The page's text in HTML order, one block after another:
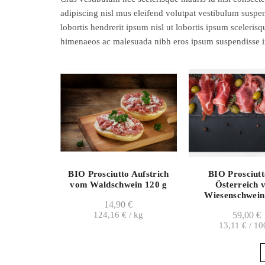
adipiscing nisl mus eleifend volutpat vestibulum
lobortis hendrerit ipsum nisl ut lobortis ipsum
himenaeos ac malesuada nibh eros ipsum suspendisse
BIO Prosciutto Aufstrich
vom Waldschwein 120 g
14,90€
124,16€ /kg
BIO
Österreich
59,00€
13,11 €/